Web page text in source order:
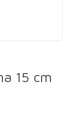
15 cm